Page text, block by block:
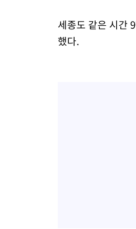
세종도 같은 시간
했다.